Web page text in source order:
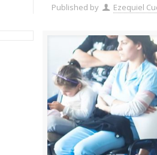
Published by Ezequiel